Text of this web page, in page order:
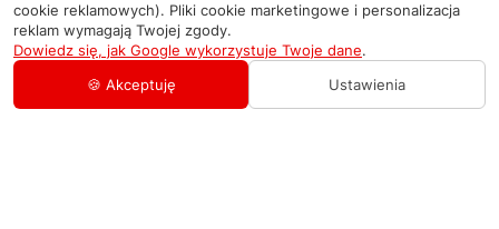
cookie reklamowych). Pliki cookie marketingowe i personalizacja
reklam wymagają Twojej zgody.
Dowiedz się, jak Google wykorzystuje Twoje dane.
🍪 Akceptuję
Ustawienia